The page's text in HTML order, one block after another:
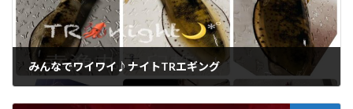
みんなでワイワイ♪ナイトTRエギング